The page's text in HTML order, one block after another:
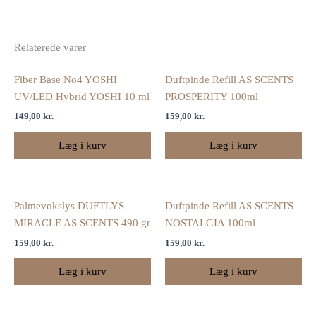
Relaterede varer
Fiber Base No4 YOSHI
UV/LED Hybrid YOSHI 10 ml
149,00 kr.
Læg i kurv
Duftpinde Refill AS SCENTS
PROSPERITY 100ml
159,00 kr.
Læg i kurv
Palmevokslys DUFTLYS
MIRACLE AS SCENTS 490 gr
159,00 kr.
Læg i kurv
Duftpinde Refill AS SCENTS
NOSTALGIA 100ml
159,00 kr.
Læg i kurv